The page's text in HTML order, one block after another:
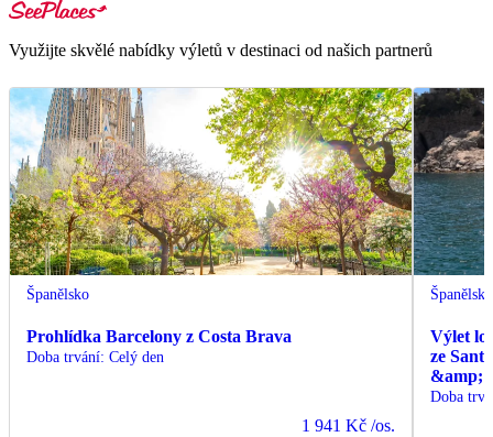
Využijte skvělé nabídky výletů v destinaci od našich partnerů
Španělsko
Prohlídka Barcelony z Costa Brava
Doba trvání: Celý den
1 941 Kč /os.
Španělsko
Výlet
ze
&amp;
Doba